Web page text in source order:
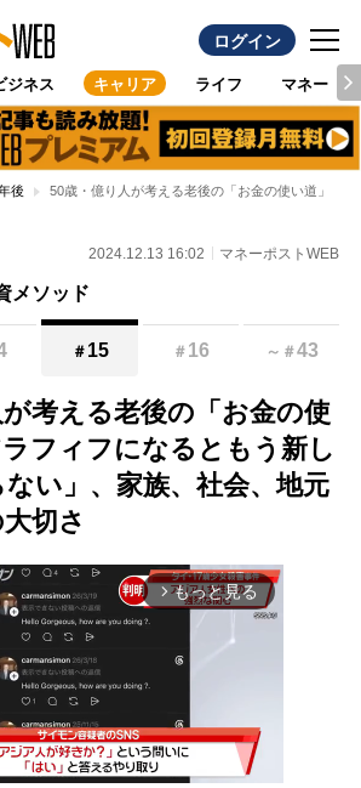
ログイン
ジネス キャリア ライフ マネー
後 50歳・億り人が考える老後の「お金の使い道」 「
2024.12.13 16:02 マネーポストWEB
メソッド
＃ 15 ＃ 16 ～ ＃43
考える老後の「お金の使
フィフになるともう新し
い」、家族、社会、地元
切さ
arrow_forward_ios もっと見る